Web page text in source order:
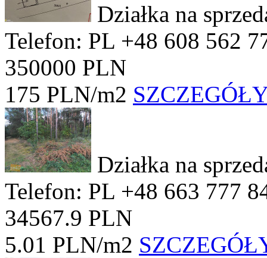
Działka na
Telefon: PL +48 608 562
350000 PLN
175 PLN/m2
Działka na
Telefon: PL +48 663 777
34567.9 PLN
5.01 PLN/m2